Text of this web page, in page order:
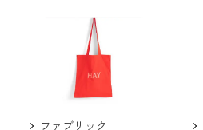
ファブリック